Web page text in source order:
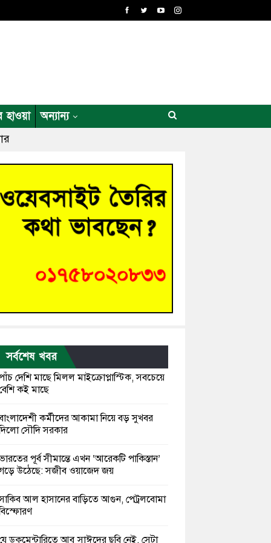
হাওয়া অন্যান্য
সর্বশেষ খবর
দেশি মাছে মিলল মাইক্রোপ্লাস্টিক, সবচেয়ে
কই মাছে
কর্মীদের আকামা নিয়ে বড় সুখবর
সৌদি সরকার
পূর্ব সীমান্তে এখন ‘আরেকটি পাকিস্তান’
উঠেছে: সজীব ওয়াজেদ জয়
আল হাসানের বাড়িতে আগুন, পেট্রলবোমা
ডকুমেন্টারিতে আবু সাঈদের ছবি নেই, সেটা